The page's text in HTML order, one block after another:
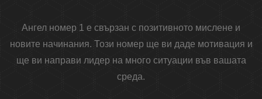
Ангел номер 1 е свързан с позитивното мислене и
новите начинания. Този номер ще ви даде мотивация и
ще ви направи лидер на много ситуации във вашата
среда.